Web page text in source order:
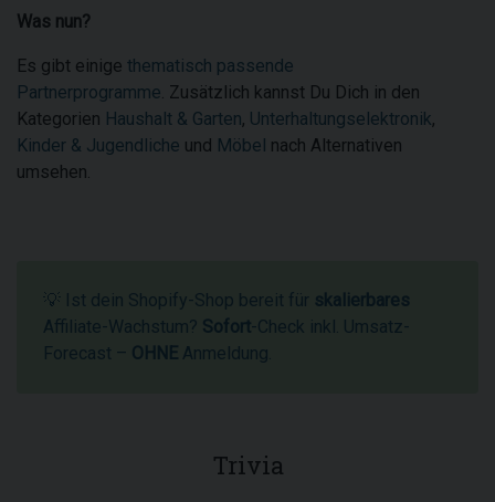
Was nun?
Es gibt einige thematisch passende
Partnerprogramme. Zusätzlich kannst Du Dich in den
Kategorien Haushalt & Garten, Unterhaltungselektronik,
Kinder & Jugendliche und Möbel nach Alternativen
umsehen.
💡 Ist dein Shopify-Shop bereit für skalierbares
Affiliate-Wachstum? Sofort-Check inkl. Umsatz-
Forecast – OHNE Anmeldung.
Trivia